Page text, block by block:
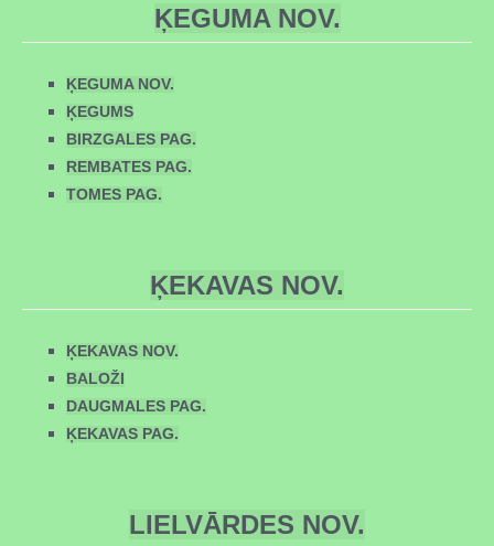
ĶEGUMA NOV.
ĶEGUMA NOV.
ĶEGUMS
BIRZGALES PAG.
REMBATES PAG.
TOMES PAG.
ĶEKAVAS NOV.
ĶEKAVAS NOV.
BALOŽI
DAUGMALES PAG.
ĶEKAVAS PAG.
LIELVĀRDES NOV.